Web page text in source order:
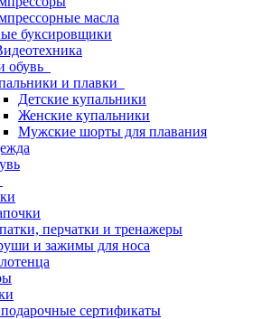
масла
буксировщики
обувь
и плавки
Детские купальники
Женские купальники
Мужские шорты для плавания
перчатки и тренажеры
и зажимы для носа
сертификаты